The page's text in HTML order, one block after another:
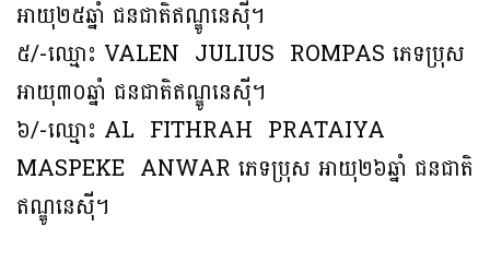
អាយុ២៥ឆ្នាំ ជនជាតិឥណ្ឌូនេស៊ី។
៥/-ឈ្មោះ VALEN JULIUS ROMPAS ភេទប្រុស
អាយុ៣០ឆ្នាំ ជនជាតិឥណ្ឌូនេស៊ី។
៦/-ឈ្មោះ AL FITHRAH PRATAIYA
MASPEKE ANWAR ភេទប្រុស អាយុ២៦ឆ្នាំ ជនជាតិ
ឥណ្ឌូនេស៊ី។